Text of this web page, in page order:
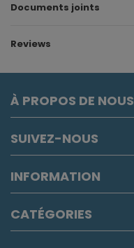
Documents joints
Reviews
À PROPOS DE NOUS
SUIVEZ-NOUS
INFORMATION
CATÉGORIES